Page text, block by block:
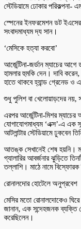
স্টেডিয়ামে ঢোকার পরিকল্পনা-
স্পেনের ইনফরমেশন ডট ইএসের
সংবাদমাধ্যম দ্য সান।
‘মেসিকে হত্যা করবো’
আর্জেন্টিনা-জর্ডান ম্যাচের
হামলার হুমকি দেন। দাবি
হাতে থাকবে হ্যান্ড গ্রেনেড
শুধু পুলিশ বা খেলোয়াড়দের নয়,
এরপর আর্জেন্টিনা-মিশর
যোগাযোগমাধ্যম ‘এক্স’-এ এক
আটলান্টার স্টেডিয়ামে ঢুকবেন
আতঙ্ক সেখানেই শেষ হয়নি।
গ্যালারির আবর্জনার ঝুড়িতে
তল্লাশি। মাঠে নামে
রোনালদোর হোটেলে অনুপ্রবেশ
মেসির মতো রোনালদোকেও
জানান, এক সন্দেহজনক ব্যক্তি
করেছিলেন।